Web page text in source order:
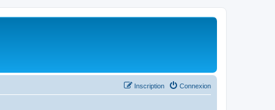
Connexion
Inscription